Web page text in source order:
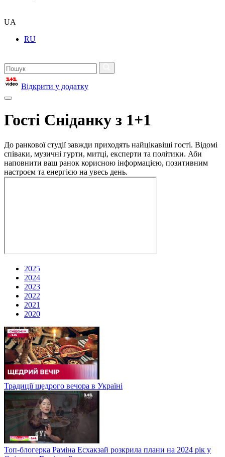
UA
RU
Відкрити у додатку
Гості Сніданку з 1+1
До ранкової студії завжди приходять найцікавіші гості. Відомі
співаки, музичні гурти, митці, експерти та політики. Аби
наповнити ваш ранок корисною інформацією, позитивним
настроєм та енергією на увесь день.
2025
2024
2023
2022
2021
2020
Традиції щедрого вечора в Україні
Топ-блогерка Раміна Есхакзай розкрила плани на 2024 рік у